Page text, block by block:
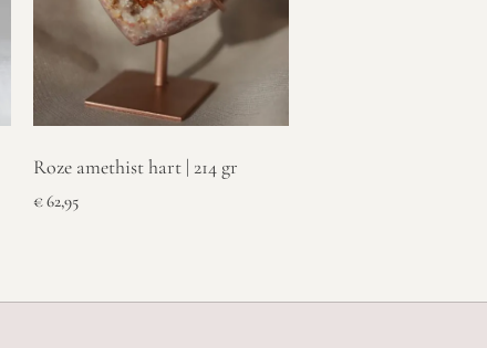
Roze amethist hart | 214 gr
€62,95